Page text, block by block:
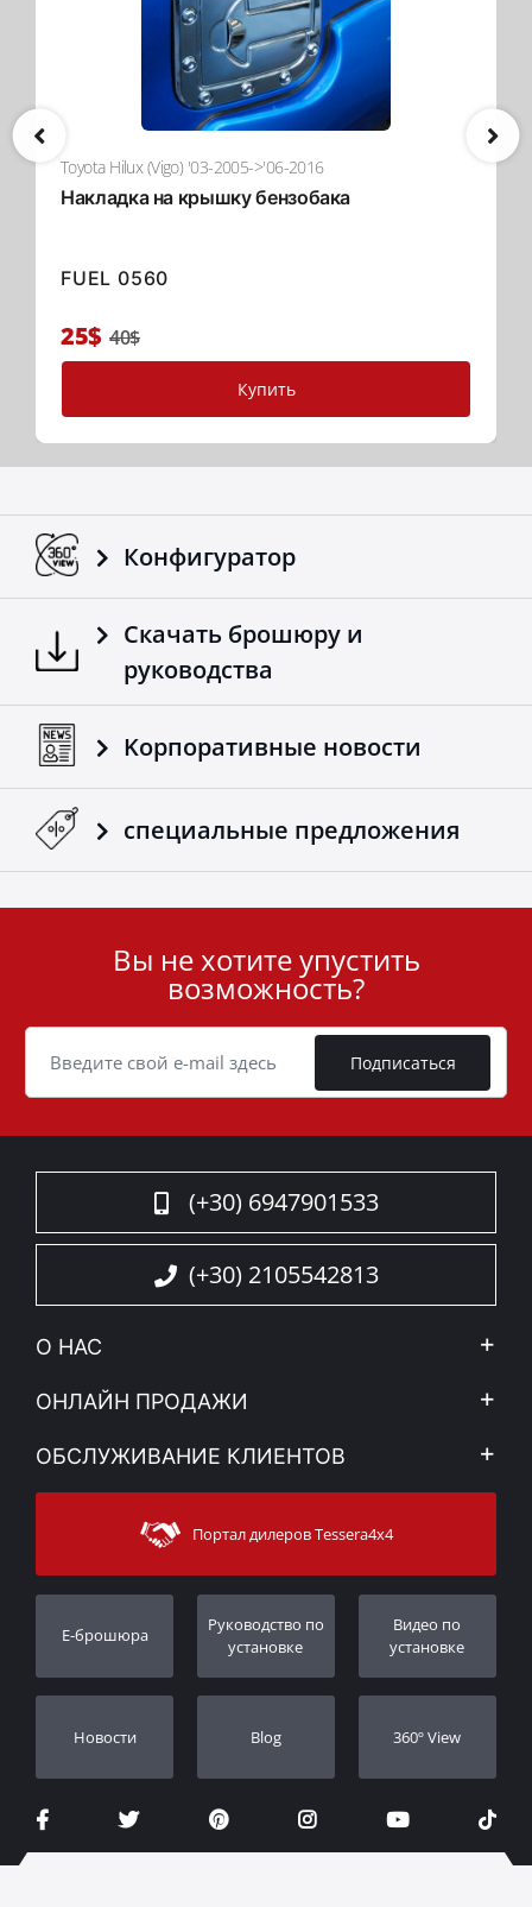
Toyota Hilux (Vigo) '03-2005->'06-2016
Накладка на крышку бензобака
FUEL 0560
25$ 40$
Купить
Конфигуратор
Скачать брошюру и
руководства
Kорпоративные новости
специальные предложения
Cookie
Вы не хотите упустить
возможность?
Подписаться
(+30) 6947901533
(+30) 2105542813
О НАС
Компания
Новости
Sitemap
ОНЛАЙН ПРОДАЖИ
Mой Aккаунт
Методы доставки
ОБСЛУЖИВАНИЕ КЛИЕНТОВ
Связаться с
Поддержка клиентов
Порядок слежения
Дилеры
Портал дилеров Tessera4x4
E-брошюра
Pуководство по
установке
Видео по
установке
Новости Blog 360º View